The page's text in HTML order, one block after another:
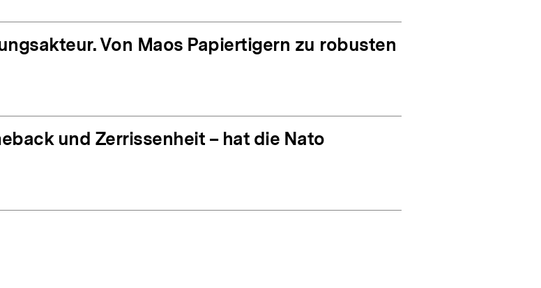
Von Maos Papiertigern zu robusten
und Zerrissenheit – hat die Nato